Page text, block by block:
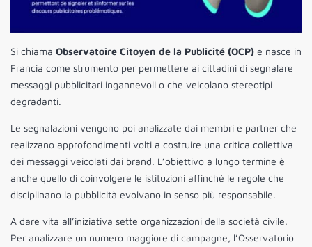
Si chiama Observatoire Citoyen de la Publicité (OCP) e nasce in
Francia come strumento per permettere ai cittadini di segnalare
messaggi pubblicitari ingannevoli o che veicolano stereotipi
degradanti.
Le segnalazioni vengono poi analizzate dai membri e partner che
realizzano approfondimenti volti a costruire una critica collettiva
dei messaggi veicolati dai brand. L’obiettivo a lungo termine è
anche quello di coinvolgere le istituzioni affinché le regole che
disciplinano la pubblicità evolvano in senso più responsabile.
A dare vita all’iniziativa sette organizzazioni della società civile.
Per analizzare un numero maggiore di campagne, l’Osservatorio